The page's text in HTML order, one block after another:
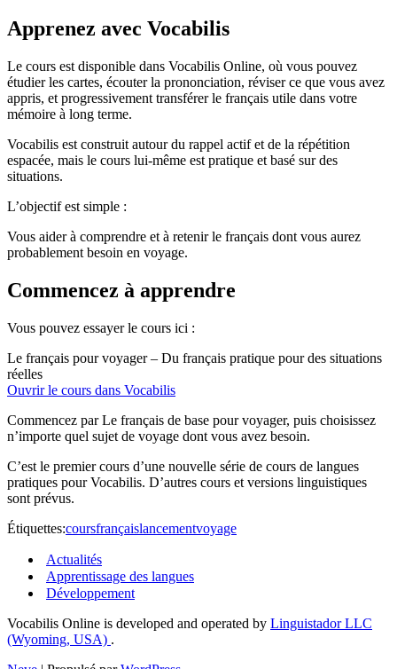
Apprenez avec Vocabilis
Le cours est disponible dans Vocabilis Online, où vous pouvez
étudier les cartes, écouter la prononciation, réviser ce que vous avez
appris, et progressivement transférer le français utile dans votre
mémoire à long terme.
Vocabilis est construit autour du rappel actif et de la répétition
espacée, mais le cours lui-même est pratique et basé sur des
situations.
L’objectif est simple :
Vous aider à comprendre et à retenir le français dont vous aurez
probablement besoin en voyage.
Commencez à apprendre
Vous pouvez essayer le cours ici :
Le français pour voyager – Du français pratique pour des situations
réelles
Ouvrir le cours dans Vocabilis
Commencez par Le français de base pour voyager, puis choisissez
n’importe quel sujet de voyage dont vous avez besoin.
C’est le premier cours d’une nouvelle série de cours de langues
pratiques pour Vocabilis. D’autres cours et versions linguistiques
sont prévus.
Étiquettes:coursfrançaislancementvoyage
Actualités
Apprentissage des langues
Développement
Vocabilis Online is developed and operated by Linguistador LLC
(Wyoming, USA) .